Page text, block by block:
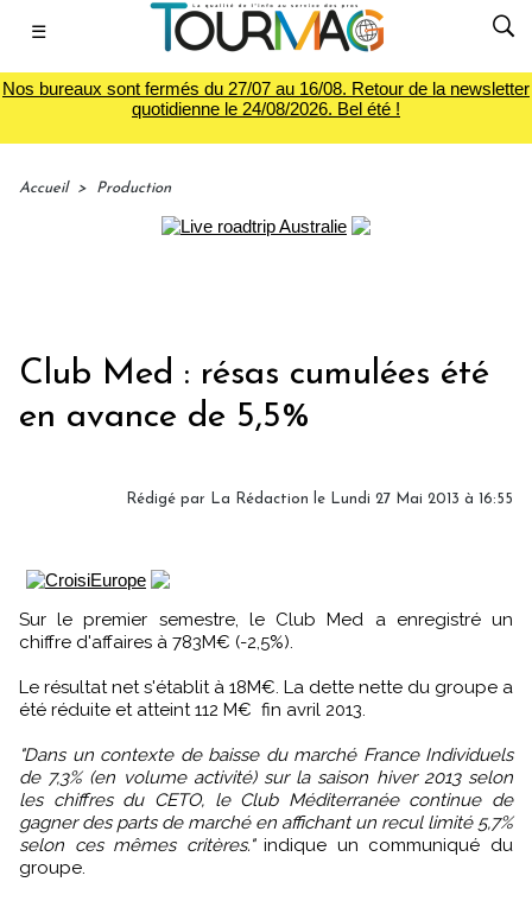
☰
Nos bureaux sont fermés du 27/07 au 16/08. Retour de la newsletter
quotidienne le 24/08/2026. Bel été !
Accueil > Production
Club Med : résas cumulées été
en avance de 5,5%
Rédigé par La Rédaction le Lundi 27 Mai 2013 à 16:55
Sur le premier semestre, le Club Med a enregistré un
chiffre d'affaires à 783M€ (-2,5%).
Le résultat net s'établit à 18M€. La dette nette du groupe a
été réduite et atteint 112 M€  fin avril 2013.
"Dans un contexte de baisse du marché France Individuels
de 7,3% (en volume activité) sur la saison hiver 2013 selon
les chiffres du CETO, le Club Méditerranée continue de
gagner des parts de marché en affichant un recul limité 5,7%
selon ces mêmes critères."indique un communiqué du
groupe.